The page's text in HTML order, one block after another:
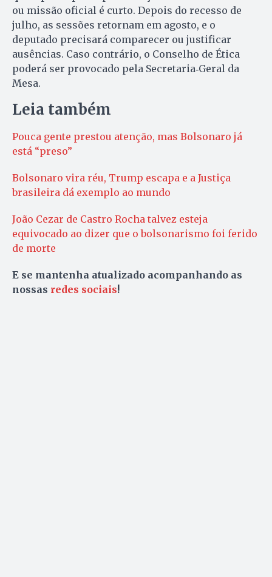
ou missão oficial é curto. Depois do recesso de
julho, as sessões retornam em agosto, e o
deputado precisará comparecer ou justificar
ausências. Caso contrário, o Conselho de Ética
poderá ser provocado pela Secretaria‑Geral da
Mesa.
Leia também
Pouca gente prestou atenção, mas Bolsonaro já
está “preso”
Bolsonaro vira réu, Trump escapa e a Justiça
brasileira dá exemplo ao mundo
João Cezar de Castro Rocha talvez esteja
equivocado ao dizer que o bolsonarismo foi ferido
de morte
E se mantenha atualizado acompanhando as
nossas redes sociais!